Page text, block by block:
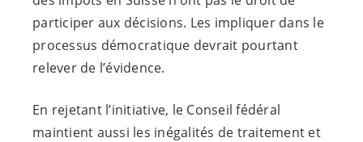
participer aux décisions. Les impliquer dans le
processus démocratique devrait pourtant
relever de l’évidence.
En rejetant l’initiative, le Conseil fédéral
maintient aussi les inégalités de traitement et